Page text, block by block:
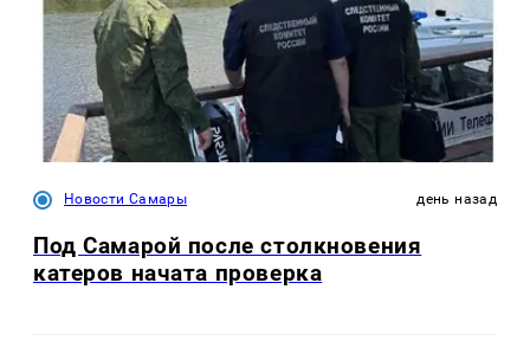
Новости Самары день назад
Под Самарой после столкновения
катеров начата проверка